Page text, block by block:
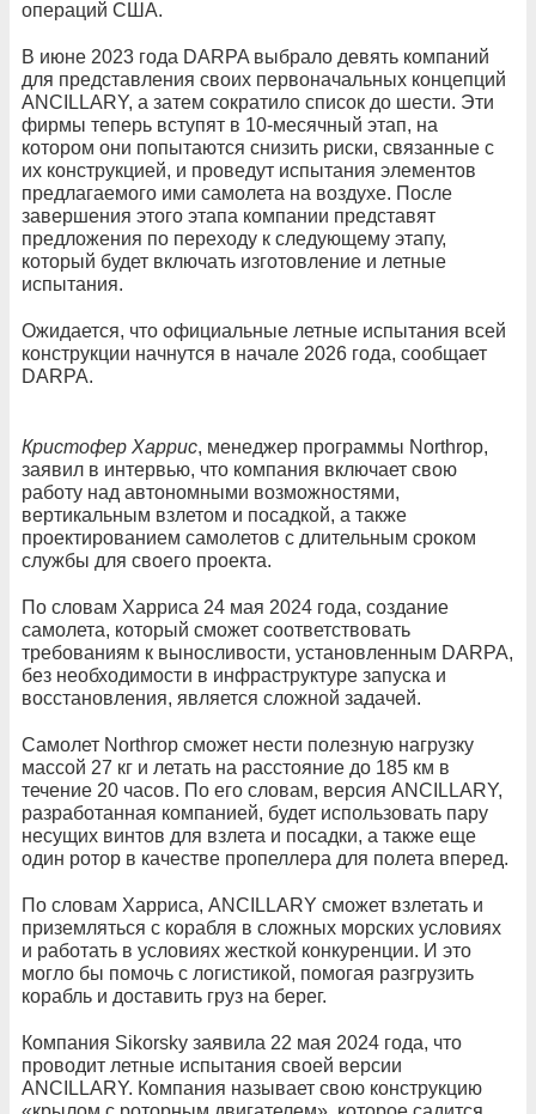
операций США.
В июне 2023 года DARPA выбрало девять компаний
для представления своих первоначальных концепций
ANCILLARY, а затем сократило список до шести. Эти
фирмы теперь вступят в 10-месячный этап, на
котором они попытаются снизить риски, связанные с
их конструкцией, и проведут испытания элементов
предлагаемого ими самолета на воздухе. После
завершения этого этапа компании представят
предложения по переходу к следующему этапу,
который будет включать изготовление и летные
испытания.
Ожидается, что официальные летные испытания всей
конструкции начнутся в начале 2026 года, сообщает
DARPA.
Кристофер Харрис, менеджер программы Northrop,
заявил в интервью, что компания включает свою
работу над автономными возможностями,
вертикальным взлетом и посадкой, а также
проектированием самолетов с длительным сроком
службы для своего проекта.
По словам Харриса 24 мая 2024 года, создание
самолета, который сможет соответствовать
требованиям к выносливости, установленным DARPA,
без необходимости в инфраструктуре запуска и
восстановления, является сложной задачей.
Самолет Northrop сможет нести полезную нагрузку
массой 27 кг и летать на расстояние до 185 км в
течение 20 часов. По его словам, версия ANCILLARY,
разработанная компанией, будет использовать пару
несущих винтов для взлета и посадки, а также еще
один ротор в качестве пропеллера для полета вперед.
По словам Харриса, ANCILLARY сможет взлетать и
приземляться с корабля в сложных морских условиях
и работать в условиях жесткой конкуренции. И это
могло бы помочь с логистикой, помогая разгрузить
корабль и доставить груз на берег.
Компания Sikorsky заявила 22 мая 2024 года, что
проводит летные испытания своей версии
ANCILLARY. Компания называет свою конструкцию